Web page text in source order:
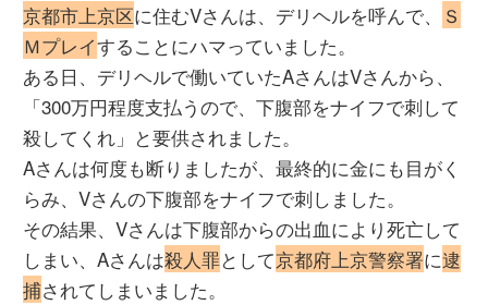
京都市上京区に住むVさんは、デリヘルを呼んで、
Ｓ
Ｍプレイすることにハマっていました。
ある日、デリヘルで働いていたAさんはVさんから、
「300万円程度支払うので、下腹部をナイフで刺して
殺してくれ」と要供されました。
Aさんは何度も断りましたが、最終的に金にも目がく
らみ、Vさんの下腹部をナイフで刺しました。
その結果、Vさんは下腹部からの出血により死亡して
しまい、Aさんは殺人罪として京都府上京警察署に逮
捕されてしまいました。